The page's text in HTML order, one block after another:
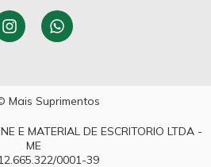
Mais Suprimentos
E MATERIAL DE ESCRITORIO LTDA -
ME
0001-39